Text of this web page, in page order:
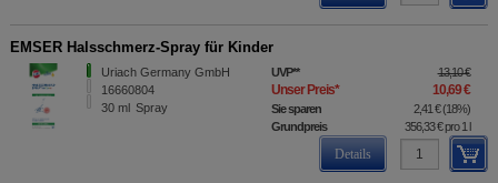
EMSER Halsschmerz-Spray für Kinder
Uriach Germany GmbH
16660804
30 ml Spray
UVP** 13,10 €
Unser Preis* 10,69 €
Sie sparen 2,41 € (18%)
Grundpreis
356,33 €pro 1 l
Details